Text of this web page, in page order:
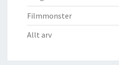
Filmmonster
Allt arv